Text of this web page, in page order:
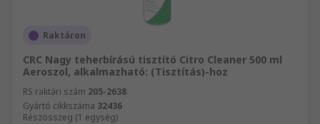
Raktáron
CRC Nagy teherbírású tisztító Citro Cleaner 500 ml
Aeroszol, alkalmazható: (Tisztítás)-hoz
RS raktári szám 205-2638
Gyártó cikkszáma 32436
Részösszeg (1 egység)